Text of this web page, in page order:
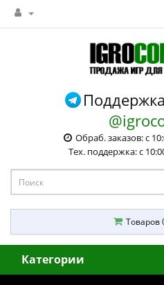
Обраб. заказов: с
Тех. поддержка: с
Товаров
Категории